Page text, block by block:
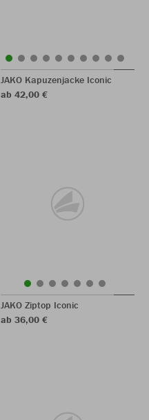
JAKO Kapuzenjacke Iconic
ab 42,00 €
JAKO Ziptop Iconic
ab 36,00 €